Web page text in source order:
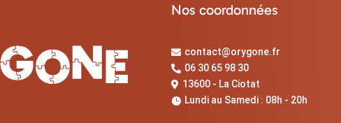
Nos coordonnées
 contact@orygone.fr
 06 30 65 98 30
 13600 - La Ciotat
 Lundi au Samedi : 08h - 20h